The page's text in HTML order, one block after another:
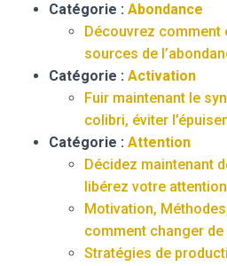
Catégorie : Abondance
Découvrez comment
sources de
Catégorie : Activation
Fuir maintenant le
colibri, éviter
Catégorie : Attention
Décidez maintenant
libérez votre attention
Motivation,
comment changer de
Stratégies de